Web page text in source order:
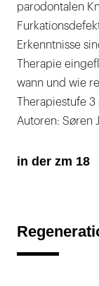
parodontalen
Erkenntnisse
Therapie
wann und wie
Therapiestufe
Autoren: Søren
in der zm 18